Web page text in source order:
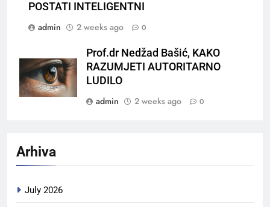
POSTATI INTELIGENTNI
admin
2 weeks ago 0
Prof.dr Nedžad Bašić, KAKO
RAZUMJETI AUTORITARNO
LUDILO
admin
2 weeks ago 0
Arhiva
July 2026